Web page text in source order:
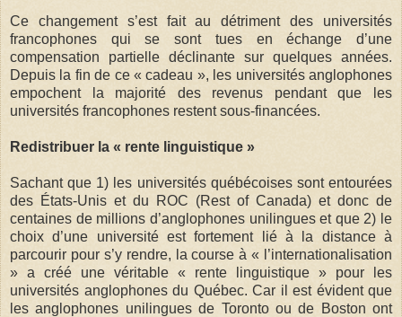
Ce changement s’est fait au détriment des universités
francophones qui se sont tues en échange d’une
compensation partielle déclinante sur quelques années.
Depuis la fin de ce « cadeau », les universités anglophones
empochent la majorité des revenus pendant que les
universités francophones restent sous-financées.
Redistribuer la « rente linguistique »
Sachant que 1) les universités québécoises sont entourées
des États-Unis et du ROC (Rest of Canada) et donc de
centaines de millions d’anglophones unilingues et que 2) le
choix d’une université est fortement lié à la distance à
parcourir pour s’y rendre, la course à « l’internationalisation
» a créé une véritable « rente linguistique » pour les
universités anglophones du Québec. Car il est évident que
les anglophones unilingues de Toronto ou de Boston ont